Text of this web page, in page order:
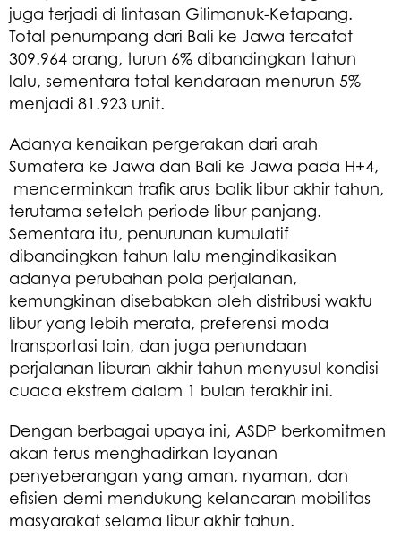
juga terjadi di lintasan Gilimanuk-Ketapang.
Total penumpang dari Bali ke Jawa tercatat
309.964 orang, turun 6% dibandingkan tahun
lalu, sementara total kendaraan menurun 5%
menjadi 81.923 unit.
Adanya kenaikan pergerakan dari arah
Sumatera ke Jawa dan Bali ke Jawa pada H+4,
mencerminkan trafik arus balik libur akhir tahun,
terutama setelah periode libur panjang.
Sementara itu, penurunan kumulatif
dibandingkan tahun lalu mengindikasikan
adanya perubahan pola perjalanan,
kemungkinan disebabkan oleh distribusi waktu
libur yang lebih merata, preferensi moda
transportasi lain, dan juga penundaan
perjalanan liburan akhir tahun menyusul kondisi
cuaca ekstrem dalam 1 bulan terakhir ini.
Dengan berbagai upaya ini, ASDP berkomitmen
akan terus menghadirkan layanan
penyeberangan yang aman, nyaman, dan
efisien demi mendukung kelancaran mobilitas
masyarakat selama libur akhir tahun.